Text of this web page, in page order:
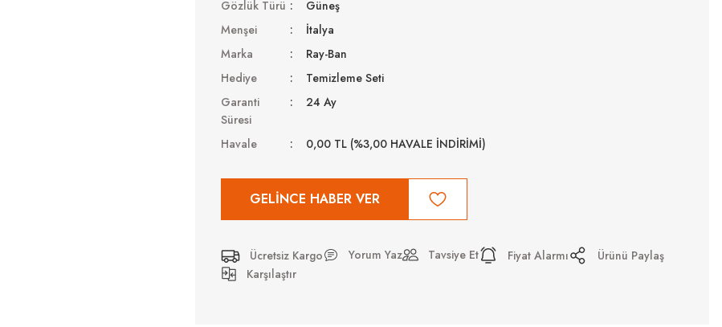
Gözlük Türü
Güneş
Menşei
İtalya
Marka
Ray-Ban
Hediye
Temizleme Seti
Garanti
Süresi
24 Ay
Havale 0,00 TL (%3,00 HAVALE İNDİRİMİ)
GELINCE HABER VER
Ücretsiz Kargo Yorum Yaz Tavsiye Et Fiyat Alarmı
Ürünü Paylaş
Karşılaştır